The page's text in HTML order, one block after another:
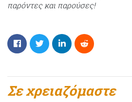
παρόντες και παρούσες!
Σε χρειαζόμαστε